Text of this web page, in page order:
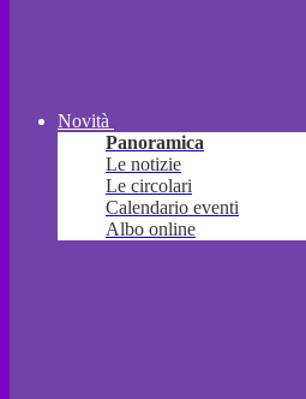
Novità
Panoramica
Le notizie
Le circolari
Calendario eventi
Albo online